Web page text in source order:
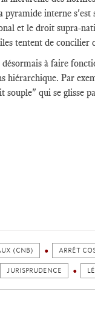
pyramide interne s'est
et le droit supra-
tentent de concilier
à faire
hiérarchique. Par
souple" qui se glisse
(CNB) ARRÊT
JURISPRUDENCE